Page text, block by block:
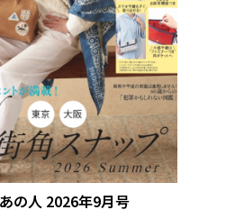
の人 2026年9月号